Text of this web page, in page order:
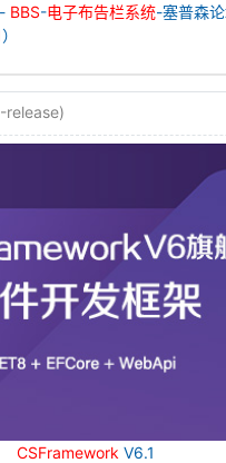
- BBS-电子布告栏系统-塞普森
）
release)
CSFramework V6.1